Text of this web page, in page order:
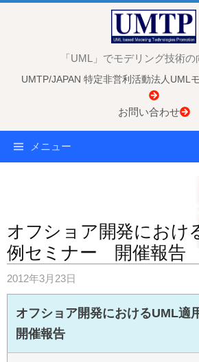
「UML」でモデリング技術
UMTP/JAPAN 特定非営利活動法人UML
お問い合わせ
メニュー
オフショア開発におけ
例セミナー 開催報告
2012年3月23日
オフショア開発におけるUML適
開催報告